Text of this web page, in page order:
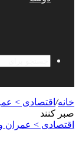
خانه/ اقتصادی >
صبر کنند
اقتصادی > عمران